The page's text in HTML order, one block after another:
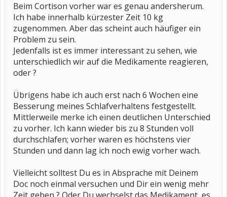
Beim Cortison vorher war es genau andersherum.
Ich habe innerhalb kürzester Zeit 10 kg
zugenommen. Aber das scheint auch häufiger ein
Problem zu sein.
Jedenfalls ist es immer interessant zu sehen, wie
unterschiedlich wir auf die Medikamente reagieren,
oder ?
Übrigens habe ich auch erst nach 6 Wochen eine
Besserung meines Schlafverhaltens festgestellt.
Mittlerweile merke ich einen deutlichen Unterschied
zu vorher. Ich kann wieder bis zu 8 Stunden voll
durchschlafen; vorher waren es höchstens vier
Stunden und dann lag ich noch ewig vorher wach.
Vielleicht solltest Du es in Absprache mit Deinem
Doc noch einmal versuchen und Dir ein wenig mehr